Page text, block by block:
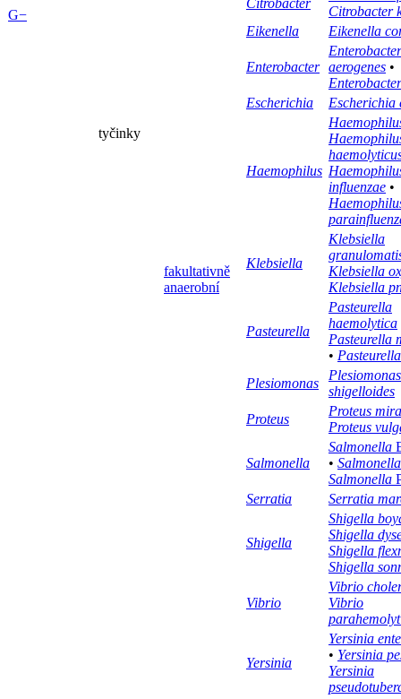
G−
tyčinky
fakultativně
anaerobní
Citrobacter
Citrobacter
Eikenella
Eikenella
Enterobacter
Enterobacter
aerogenes •
Escherichia
Escherichia
Haemophilus
influenzae •
Klebsiella
Klebsiella
Klebsiella
Klebsiella
Pasteurella
Pasteurella
haemolytica
Pasteurella
•
Plesiomonas
Plesiomonas
shigelloides
Proteus
Proteus
Proteus
Salmonella
Salmonella
• Salmonella
Salmonella
Serratia
Serratia
Shigella
Shigella
Shigella
Shigella
Shigella
Vibrio
Vibrio
Vibrio
Yersinia
Yersinia
• Yersinia
Yersinia